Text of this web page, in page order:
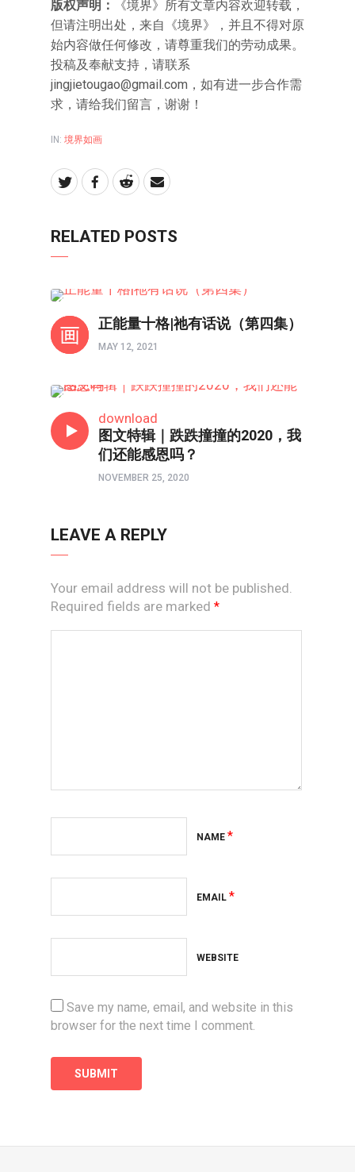
版权声明：
《境界》所有文章内容欢迎转载，
但请注明出处，来自《境界》，并且不得对原
始内容做任何修改，请尊重我们的劳动成果。
投稿及奉献支持，请联系
jingjietougao@gmail.com ，如有进一步合作需
求，请给我们留言，谢谢！
IN: 境界如画
RELATED POSTS
正能量十格|祂有话说（第四集）
MAY 12, 2021
download
图文特辑｜跌跌撞撞的2020，我
们还能感恩吗？
NOVEMBER 25, 2020
LEAVE A REPLY
Your email address will not be published.
Required fields are marked *
NAME *
EMAIL *
WEBSITE
Save my name, email, and website in this
browser for the next time I comment.